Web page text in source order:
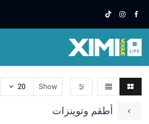
أطقم وتوينزات
Show
20 0.00 J.D